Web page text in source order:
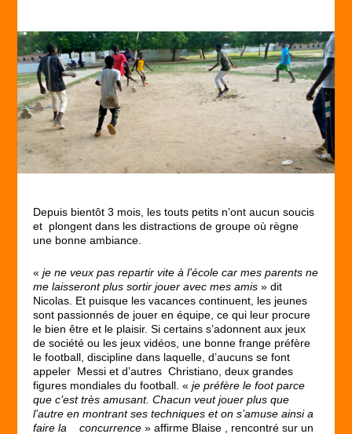
Depuis bientôt 3 mois, les touts petits n’ont aucun soucis
et plongent dans les distractions de groupe où règne
une bonne ambiance.
« je ne veux pas repartir vite à l’école car mes parents ne
me laisseront plus sortir jouer avec mes amis » dit
Nicolas. Et puisque les vacances continuent, les jeunes
sont passionnés de jouer en équipe, ce qui leur procure
le bien être et le plaisir. Si certains s’adonnent aux jeux
de société ou les jeux vidéos, une bonne frange préfère
le football, discipline dans laquelle, d’aucuns se font
appeler Messi et d’autres Christiano, deux grandes
figures mondiales du football. «je préfère le foot parce
que c’est très amusant. Chacun veut jouer plus que
l’autre en montrant ses techniques et on s’amuse ainsi a
faire la concurrence » affirme Blaise , rencontré sur un